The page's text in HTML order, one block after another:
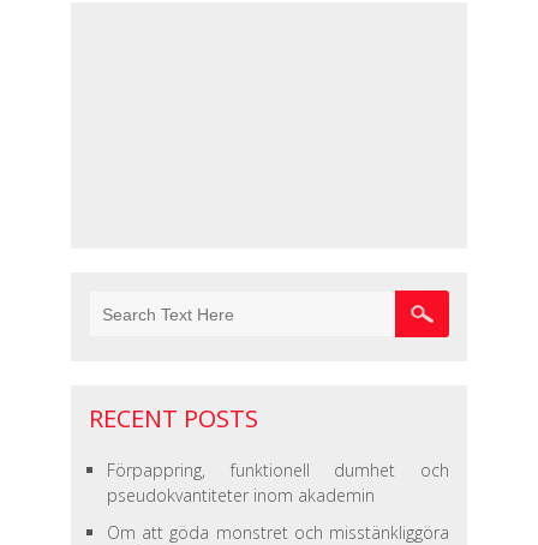
RECENT POSTS
Förpappring, funktionell dumhet och
pseudokvantiteter inom akademin
Om att göda monstret och misstänkliggöra